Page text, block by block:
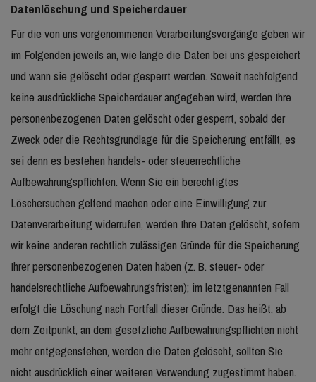
Datenlöschung und Speicherdauer
Für die von uns vorgenommenen Verarbeitungsvorgänge geben wir
im Folgenden jeweils an, wie lange die Daten bei uns gespeichert
und wann sie gelöscht oder gesperrt werden. Soweit nachfolgend
keine ausdrückliche Speicherdauer angegeben wird, werden Ihre
personenbezogenen Daten gelöscht oder gesperrt, sobald der
Zweck oder die Rechtsgrundlage für die Speicherung entfällt, es
sei denn es bestehen handels- oder steuerrechtliche
Aufbewahrungspflichten. Wenn Sie ein berechtigtes
Löschersuchen geltend machen oder eine Einwilligung zur
Datenverarbeitung widerrufen, werden Ihre Daten gelöscht, sofern
wir keine anderen rechtlich zulässigen Gründe für die Speicherung
Ihrer personenbezogenen Daten haben (z. B. steuer- oder
handelsrechtliche Aufbewahrungsfristen); im letztgenannten Fall
erfolgt die Löschung nach Fortfall dieser Gründe. Das heißt, ab
dem Zeitpunkt, an dem gesetzliche Aufbewahrungspflichten nicht
mehr entgegenstehen, werden die Daten gelöscht, sollten Sie
nicht ausdrücklich einer weiteren Verwendung zugestimmt haben.